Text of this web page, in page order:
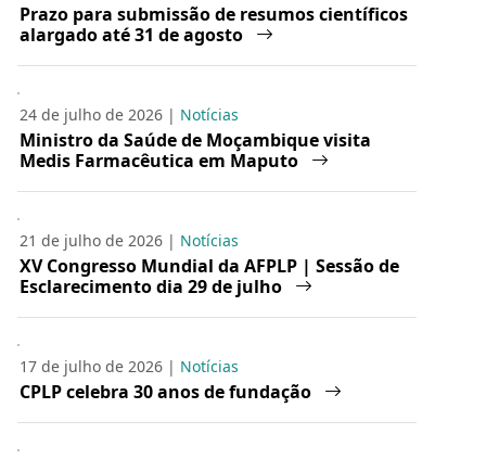
Prazo para submissão de resumos científicos
alargado até 31 de agosto
24 de julho de 2026 | Notícias
Ministro da Saúde de Moçambique visita
Medis Farmacêutica em Maputo
21 de julho de 2026 | Notícias
XV Congresso Mundial da AFPLP | Sessão de
Esclarecimento dia 29 de julho
17 de julho de 2026 | Notícias
CPLP celebra 30 anos de fundação